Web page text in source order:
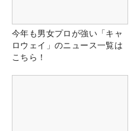
今年も男女プロが強い「キャ
ロウェイ」のニュース一覧は
こちら！